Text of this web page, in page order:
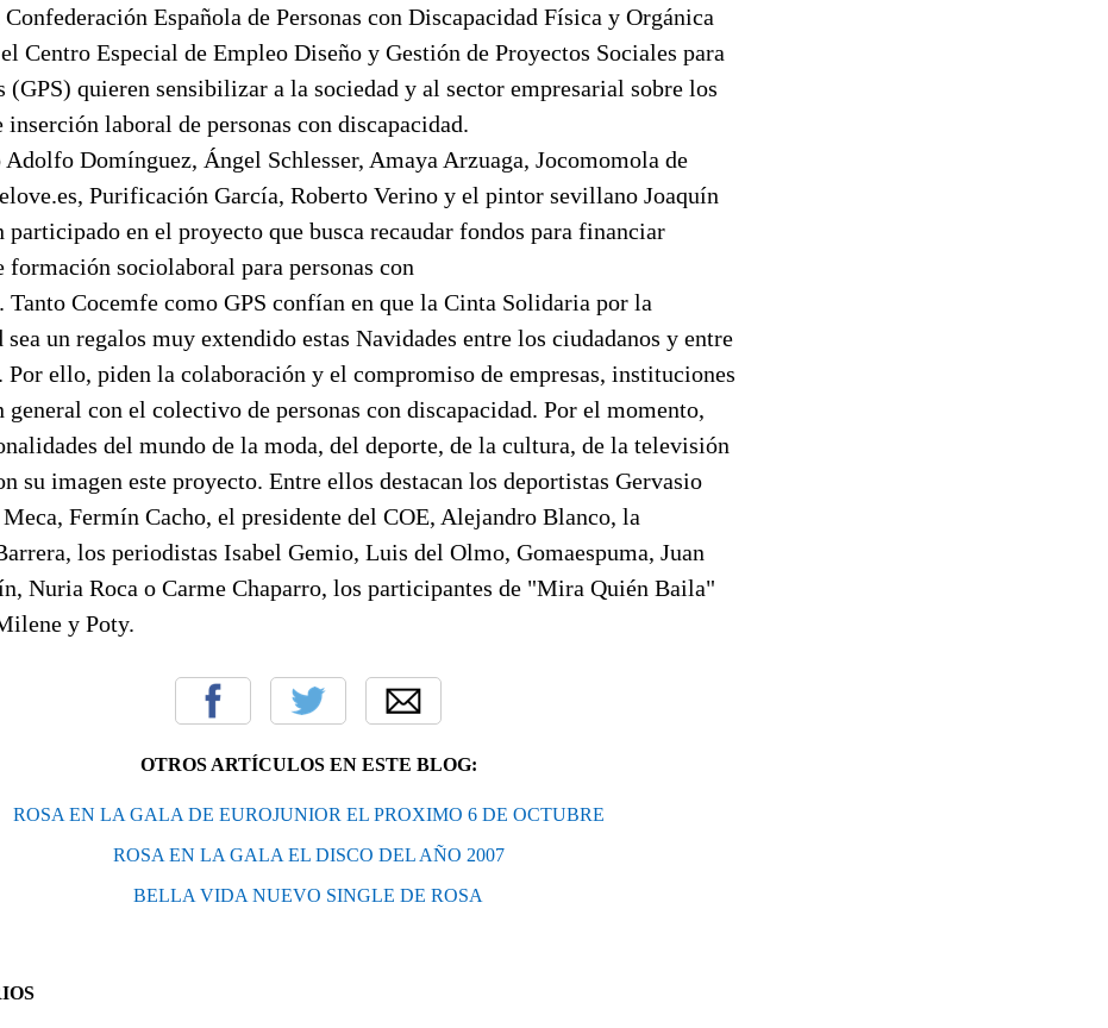
Española de Personas con Discapacidad Física y Orgánica
Centro Especial de Empleo Diseño y Gestión de Proyectos Sociales para
quieren sensibilizar a la sociedad y al sector empresarial sobre los
inserción laboral de personas con discapacidad.
Domínguez, Ángel Schlesser, Amaya Arzuaga, Jocomomola de
Purificación García, Roberto Verino y el pintor sevillano Joaquín
participado en el proyecto que busca recaudar fondos para financiar
formación sociolaboral para personas con
Tanto Cocemfe como GPS confían en que la Cinta Solidaria por la
sea un regalos muy extendido estas Navidades entre los ciudadanos y entre
Por ello, piden la colaboración y el compromiso de empresas, instituciones
general con el colectivo de personas con discapacidad. Por el momento,
del mundo de la moda, del deporte, de la cultura, de la televisión
su imagen este proyecto. Entre ellos destacan los deportistas Gervasio
Fermín Cacho, el presidente del COE, Alejandro Blanco, la
los periodistas Isabel Gemio, Luis del Olmo, Gomaespuma, Juan
Nuria Roca o Carme Chaparro, los participantes de "Mira Quién Baila"
y Poty.
OTROS ARTÍCULOS EN ESTE BLOG:
ROSA EN LA GALA DE EUROJUNIOR EL PROXIMO 6 DE OCTUBRE
ROSA EN LA GALA EL DISCO DEL AÑO 2007
BELLA VIDA NUEVO SINGLE DE ROSA